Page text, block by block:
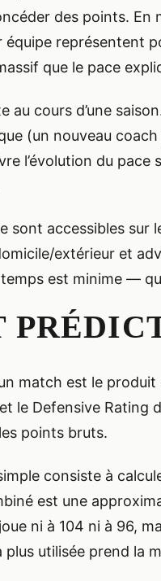
des points. En
équipe représentent
que le pace
au cours d’une
(un nouveau
l’évolution du
sont accessibles
extérieur et
temps est minime —
match est le
le Defensive
points bruts.
consiste à
est une
ni à 104 ni à 96,
utilisée prend la